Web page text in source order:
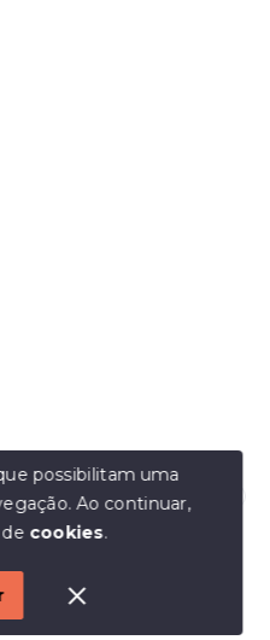
para te ajudar.
J - Todos os direitos
possibilitam uma
Ao continuar,
cookies.